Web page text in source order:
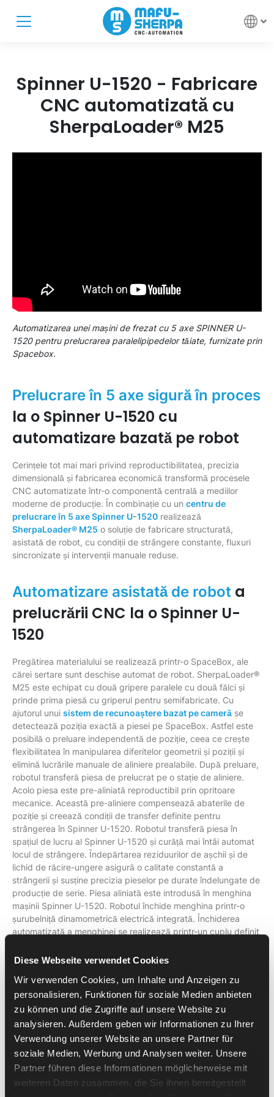
Diese Webseite verwendet Cookies
Wir verwenden Cookies, um Inhalte und Anzeigen zu
personalisieren, Funktionen für soziale Medien anbieten
zu können und die Zugriffe auf unsere Website zu
analysieren. Außerdem geben wir Informationen zu Ihrer
Verwendung unserer Website an unsere Partner für
soziale Medien, Werbung und Analysen weiter. Unsere
Partner führen diese Informationen möglicherweise mit
weiteren Daten zusammen, die Sie ihnen bereitgestellt
Spinner U-1520 - Fabricare
CNC automatizată cu
SherpaLoader® M25
Automatizarea unei mașini de frezat cu 5 axe SPINNER U-
1520 pentru prelucrarea paralelipipedelor tăiate, furnizate prin
Spacebox.
Prelucrare în 5 axe sigură în proces
la o Spinner U-1520 cu
automatizare bazată pe robot
Cerințele tot mai mari privind reproductibilitatea, precizia
dimensională și fabricarea economică transformă procesele
CNC automatizate într-o componentă centrală a mediilor
moderne de producție. În combinație cu un centru de
prelucrare în 5 axe Spinner U-1520 realizează
SherpaLoader® M25 o soluție de fabricare structurată,
asistată de robot, cu condiții de strângere constante, fluxuri
sincronizate și intervenții manuale reduse.
Automatizare asistată de robot a
prelucrării CNC la o Spinner U-
1520
Pregătirea materialului se realizează printr-o SpaceBox, ale
cărei sertare sunt deschise automat de robot. SherpaLoader®
M25 este echipat cu două gripere paralele cu două fălci și
prinde prima piesă cu griperul pentru semifabricate. Cu
ajutorul unui sistem de recunoaștere bazat pe cameră se
detectează poziția exactă a piesei pe SpaceBox. Astfel este
posibilă o preluare independentă de poziție, ceea ce crește
flexibilitatea în manipularea diferitelor geometrii și poziții și
elimină lucrările manuale de aliniere prealabile. După preluare,
robotul transferă piesa de prelucrat pe o stație de aliniere.
Acolo piesa este pre-aliniată reproductibil prin opritoare
mecanice. Această pre-aliniere compensează abaterile de
poziție și creează condiții de transfer definite pentru
strângerea în Spinner U-1520. Robotul transferă piesa în
spațiul de lucru al Spinner U-1520 și curăță mai întâi automat
locul de strângere. Îndepărtarea reziduurilor de așchii și de
lichid de răcire-ungere asigură o calitate constantă a
strângerii și susține precizia pieselor pe durate îndelungate de
producție de serie. Piesa aliniată este introdusă în menghina
mașinii Spinner U-1520. Robotul închide menghina printr-o
șurubelniță dinamometrică electrică integrată. Închiderea
automatizată a menghinei se realizează printr-un cuplu definit
standardizată asigură condiții de strângere constante și o
așchiere. În timp ce se realizează prelucrarea primei fețe a
piesei, următorul semifabricat este deja preluat din depozitul
de material și pregătit la stația de aliniere. Executarea
sincronă a pașilor pregătitori în paralel cu prelucrarea prin
așchiere reduce timpii auxiliari și
crește timpul de funcționare
al Spinner U-1520 în regim de serie. După finalizarea
programului de prelucrare, robotul curăță automat piesa finită.
Apoi menghina este deschisă și piesa este preluată. Locul de
strângere este apoi curățat din nou, înainte ca următorul